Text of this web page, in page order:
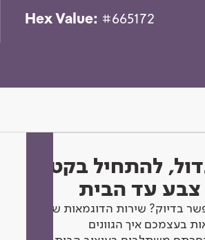
Hex Value: #665172
להתחיל בקטן -
צבע עד הבית
בדיוק? שירות הדוגמאות שלנו
בעצמכם איך הגוונים